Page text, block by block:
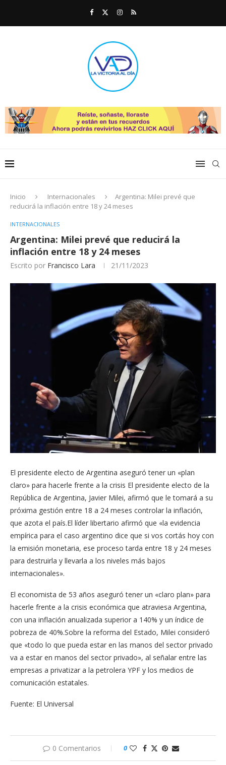
Inicio Internacionales
Argentina: Milei prevé que
reducirá la inflación entre 18 y 24 meses
INTERNACIONALES
Argentina: Milei prevé que reducirá la
inflación entre 18 y 24 meses
Escrito por Francisco Lara 21/11/2023
El presidente electo de Argentina aseguró tener un «plan
claro» para hacerle frente a la crisis El presidente electo de la
República de Argentina, Javier Milei, afirmó que le tomará a su
próxima gestión entre 18 a 24 meses controlar la inflación,
que azota el país.El líder libertario afirmó que «la evidencia
empírica para el caso argentino dice que si vos cortás hoy con
la emisión monetaria, ese proceso tarda entre 18 y 24 meses
para destruirla y llevarla a los niveles más bajos
internacionales».
El economista de 53 años aseguró tener un «claro plan» para
hacerle frente a la crisis económica que atraviesa Argentina,
con una inflación anualizada superior a 140% y un índice de
pobreza de 40%.Sobre la reforma del Estado, Milei consideró
que «todo lo que pueda estar en las manos del sector privado
va a estar en manos del sector privado», al señalar entre las
empresas a privatizar a la petrolera YPF y los medios de
comunicación estatales.
Fuente: El Universal
0 Comentarios 0